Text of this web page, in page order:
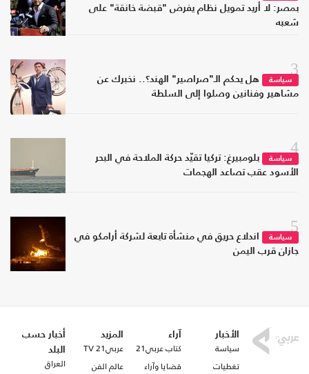
بمصر: لا أريد تمويل نظام يفرض "قبضة خانقة" على
شعبه
3
سياسة
هل يحكم الـ"صراصير" الهند؟.. نخبرك عن
مشاهير وفنانين وصلوا إلى السلطة
4
سياسة
بلومبيرغ: تركيا تقيّد حركة الملاحة في البحر
الأسود عقب تصاعد الهجمات
5
سياسة
اندلاع حريق في منشأة تابعة لشركة أرامكو في
جازان قرب اليمن
الأخبار
سياسة
تغطيات
آراء
كتاب عربي21
قضايا وآراء
المزيد
عربي21 TV
عالم الفن
أخبار حسب
البلد
العراق